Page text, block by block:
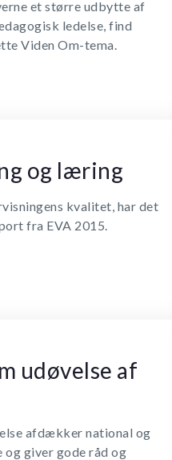
et større udbytte af
ledelse, find
Viden Om-tema.
og læring
kvalitet, har det
fra EVA 2015.
udøvelse af
afdækker national og
giver gode råd og